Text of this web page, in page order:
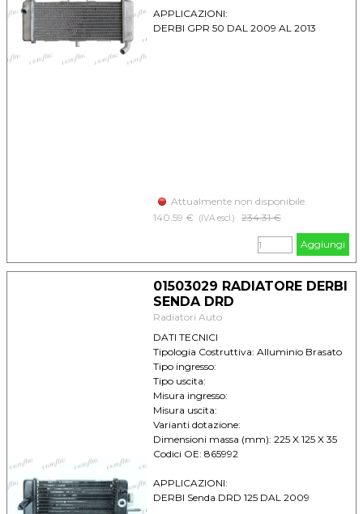
APPLICAZIONI:
DERBI GPR 50 DAL 2009 AL 2013
Attualmente non disponibile.
140.59 €
(IVA escl.) Prezzo senza sconto
234.31 €
Aggiungi
01503029 RADIATORE DERBI
SENDA DRD
Radiatori Auto
DATI TECNICI
Tipologia Costruttiva: Alluminio Brasato
Tipo ingresso:
Tipo uscita:
Misura ingresso:
Misura uscita:
Varianti dotazione:
Dimensioni massa (mm): 225 X 125 X 35
Codici OE: 865992
APPLICAZIONI:
DERBI Senda DRD 125 DAL 2009